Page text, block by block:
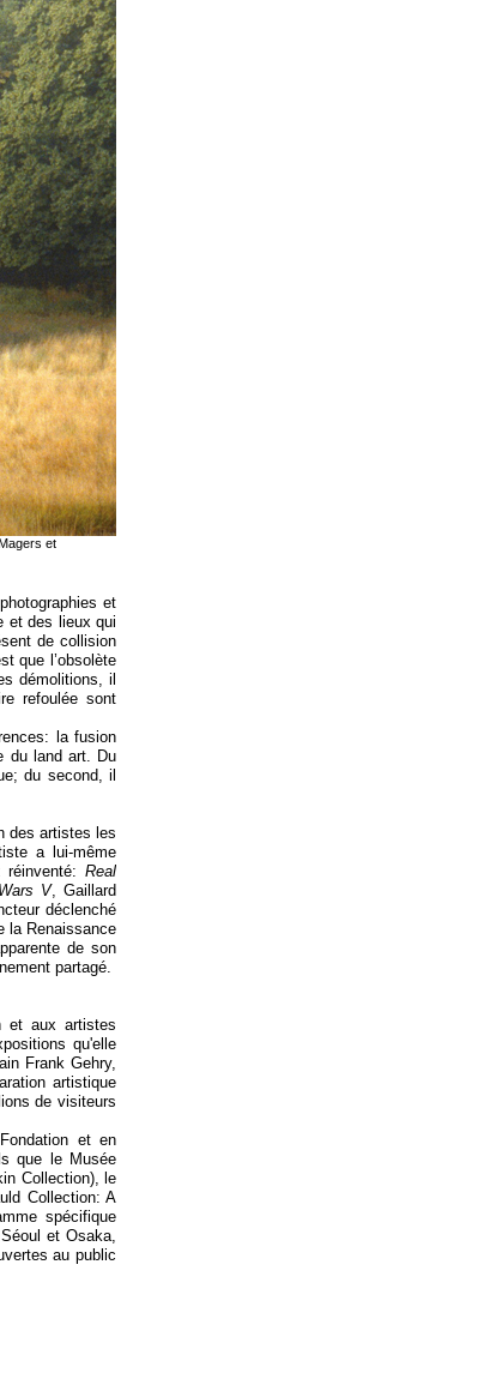
et
et des lieux qui
de collision
que l’obsolète
démolitions, il
refoulée sont
la fusion
du land art. Du
du second, il
des artistes les
a lui-même
Real
V, Gaillard
déclenché
la Renaissance
de son
partagé.
et aux artistes
qu'elle
Frank Gehry,
artistique
de visiteurs
et en
que le Musée
Collection), le
Collection: A
spécifique
et Osaka,
au public
et